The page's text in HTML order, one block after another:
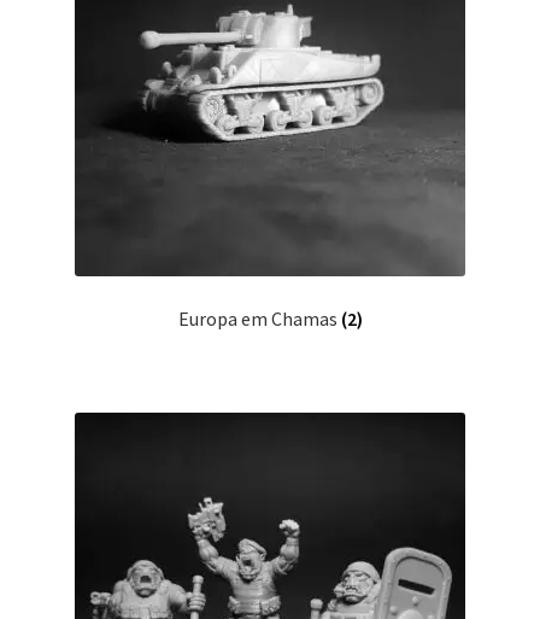
Europa em Chamas (2)